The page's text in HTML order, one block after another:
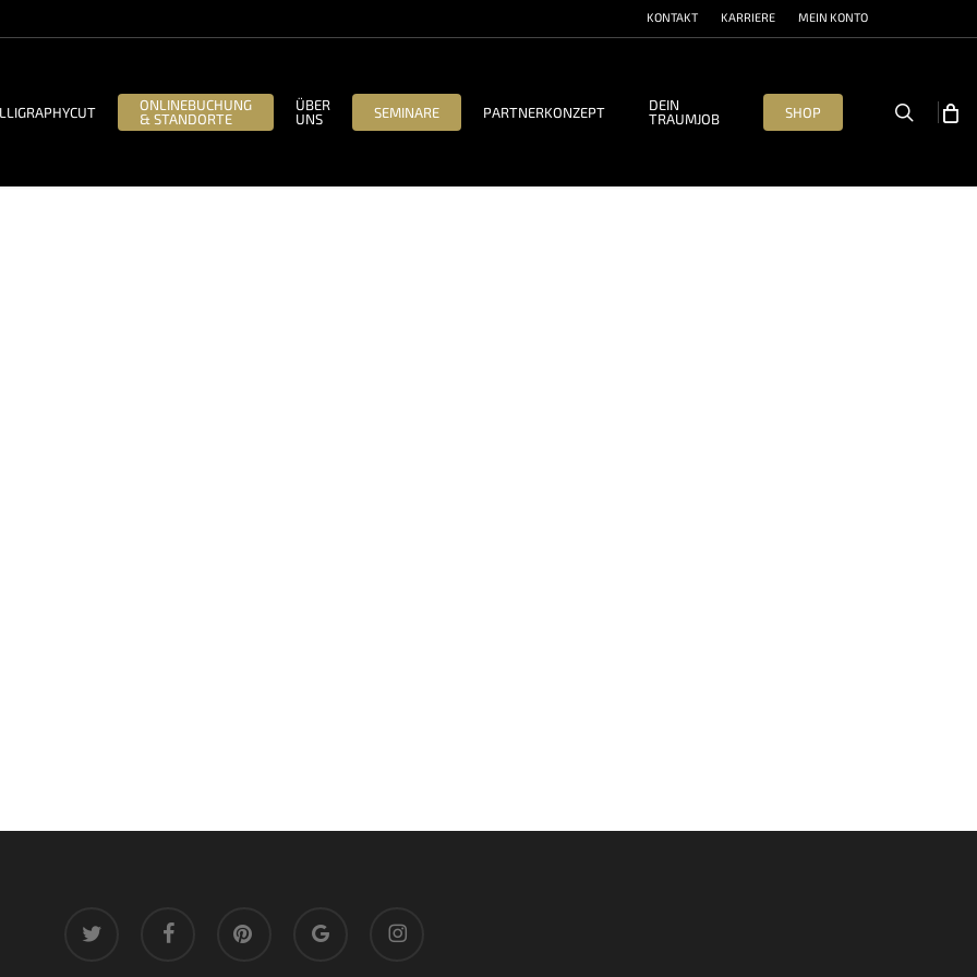
KONTAKT KARRIERE MEIN KONTO
ONLINEBUCHUNG
& STANDORTE
ÜBER
UNS
SEMINARE PARTNERKONZEPT
DEIN
TRAUMJOB
SHOP search
plus